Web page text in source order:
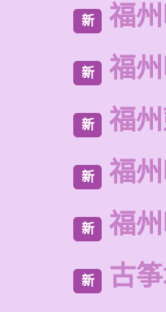
新 福
新 福
新 福
新 福
新 福
新 古